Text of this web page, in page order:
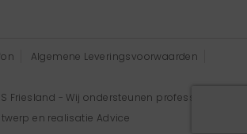
Algemene Leveringsvoorwaarden
Friesland - Wij ondersteunen professionals
en realisatie Advice